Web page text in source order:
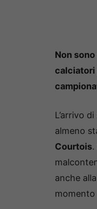
Non
calciatori
L’arrivo di
almeno
Courtois.
anche